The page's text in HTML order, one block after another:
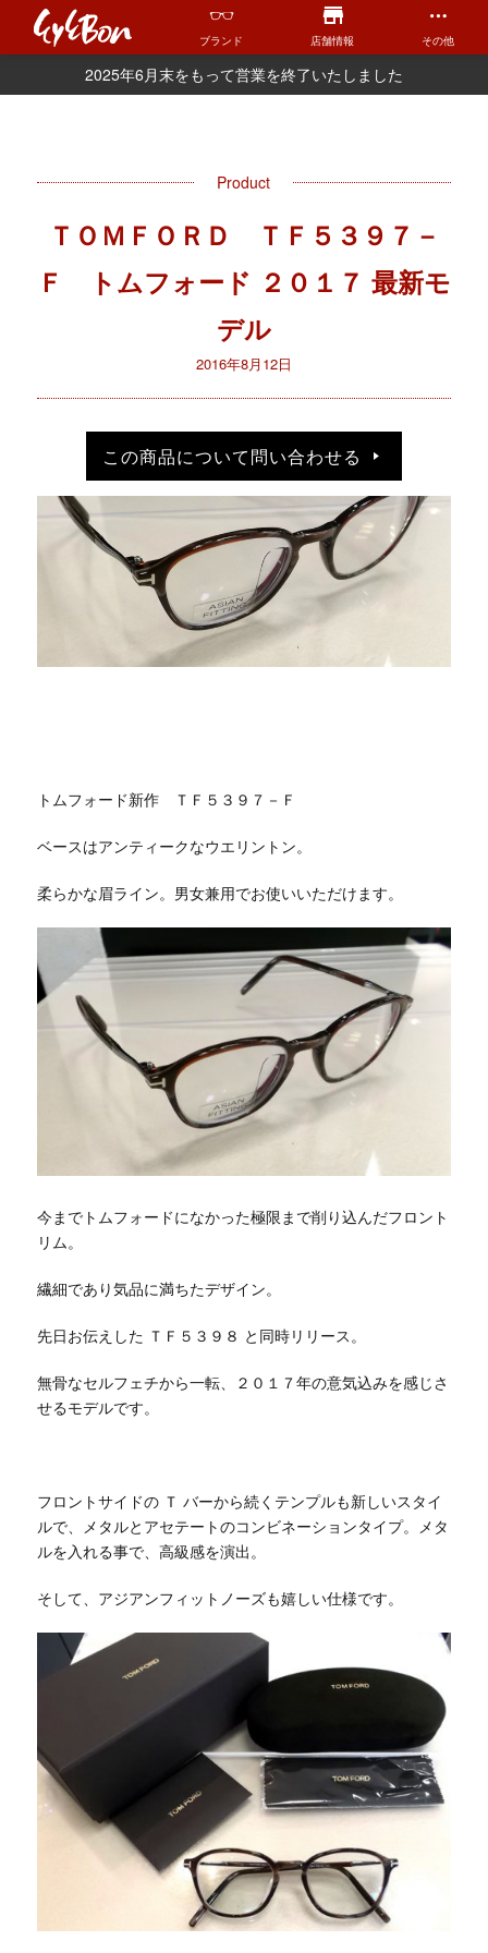
ブランド 店舗情報 その他
2025年6月末をもって営業を終了いたしました
Product
ＴＯＭＦＯＲＤ ＴＦ５３９７－
Ｆ トムフォード ２０１７ 最新モ
デル
2016年8月12日
この商品について問い合わせる
トムフォード新作 ＴＦ５３９７－Ｆ
ベースはアンティークなウエリントン。
柔らかな眉ライン。男女兼用でお使いいただけます。
今までトムフォードになかった極限まで削り込んだフロント
リム。
繊細であり気品に満ちたデザイン。
先日お伝えした ＴＦ５３９８ と同時リリース。
無骨なセルフェチから一転、２０１７年の意気込みを感じさ
せるモデルです。
フロントサイドの Ｔ バーから続くテンプルも新しいスタイ
ルで、メタルとアセテートのコンビネーションタイプ。メタ
ルを入れる事で、高級感を演出。
そして、アジアンフィットノーズも嬉しい仕様です。